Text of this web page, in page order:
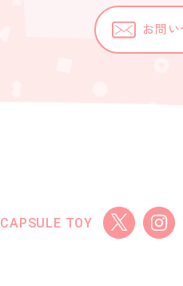
お問い
CAPSULE TOY